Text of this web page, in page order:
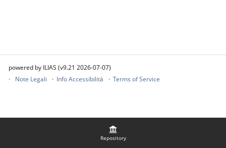
Repository
powered by ILIAS (v9.21 2026-07-07)
Note Legali
Info Accessibilità Terms of Service